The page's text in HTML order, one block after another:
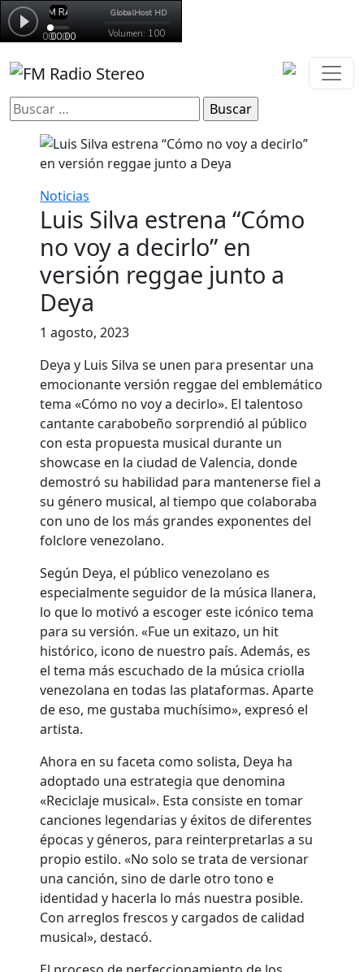
Buscar:
Noticias
Luis Silva estrena “Cómo
no voy a decirlo” en
versión reggae junto a
Deya
1 agosto, 2023
Deya y Luis Silva se unen para presentar una
emocionante versión reggae del emblemático
tema «Cómo no voy a decirlo». El talentoso
cantante carabobeño sorprendió al público
con esta propuesta musical durante un
showcase en la ciudad de Valencia, donde
demostró su habilidad para mantenerse fiel a
su género musical, al tiempo que colaboraba
con uno de los más grandes exponentes del
folclore venezolano.
Según Deya, el público venezolano es
especialmente seguidor de la música llanera,
lo que lo motivó a escoger este icónico tema
para su versión. «Fue un exitazo, un hit
histórico, icono de nuestro país. Además, es
el tema más escuchado de la música criolla
venezolana en todas las plataformas. Aparte
de eso, me gustaba muchísimo», expresó el
artista.
Ahora en su faceta como solista, Deya ha
adoptado una estrategia que denomina
«Reciclaje musical». Esta consiste en tomar
canciones legendarias y éxitos de diferentes
épocas y géneros, para reinterpretarlas a su
propio estilo. «No solo se trata de versionar
una canción, sino de darle otro tono e
identidad y hacerla lo más nuestra posible.
Con arreglos frescos y cargados de calidad
musical», destacó.